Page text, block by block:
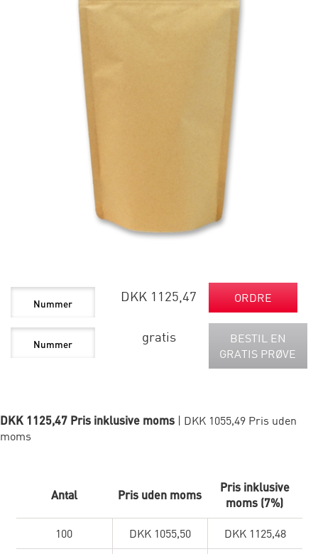
DKK 1125,47 ORDRE
gratis
BESTIL EN
GRATIS PRØVE
DKK 1125,47 Pris inklusive moms | DKK 1055,49 Pris uden
moms
Antal Pris uden moms
Pris inklusive
moms (7%)
100 DKK 1055,50 DKK 1125,48